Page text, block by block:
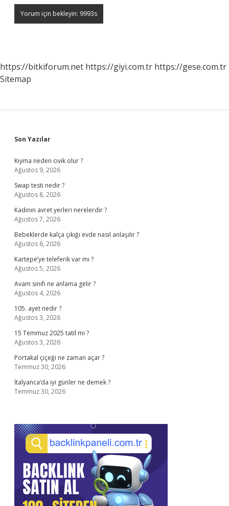
https://bitkiforum.net https://giyi.com.tr https://gese.com.tr
Sitemap
Sidebar
Son Yazılar
Kıyma neden cıvık olur ?
Ağustos 9, 2026
Swap testi nedir ?
Ağustos 8, 2026
Kadının avret yerleri nerelerdir ?
Ağustos 7, 2026
Bebeklerde kalça çıkığı evde nasıl anlaşılır ?
Ağustos 6, 2026
Kartepe’ye teleferik var mı ?
Ağustos 5, 2026
Avam sınıfı ne anlama gelir ?
Ağustos 4, 2026
105. ayet nedir ?
Ağustos 3, 2026
15 Temmuz 2025 tatil mi ?
Ağustos 3, 2026
Portakal çiçeği ne zaman açar ?
Temmuz 30, 2026
İtalyanca’da iyi günler ne demek ?
Temmuz 30, 2026